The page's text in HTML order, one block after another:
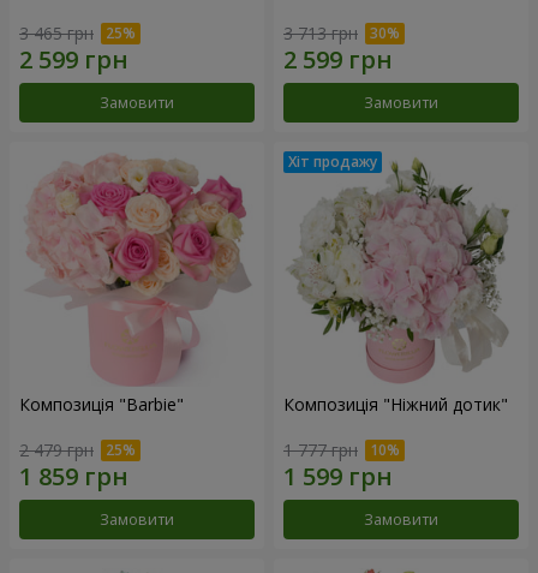
3 465 грн
Замовити
3 713 грн
Замовити
Композиція "Barbie"
2 479 грн
Замовити
Композиція "Ніжний дотик"
1 777 грн
Замовити